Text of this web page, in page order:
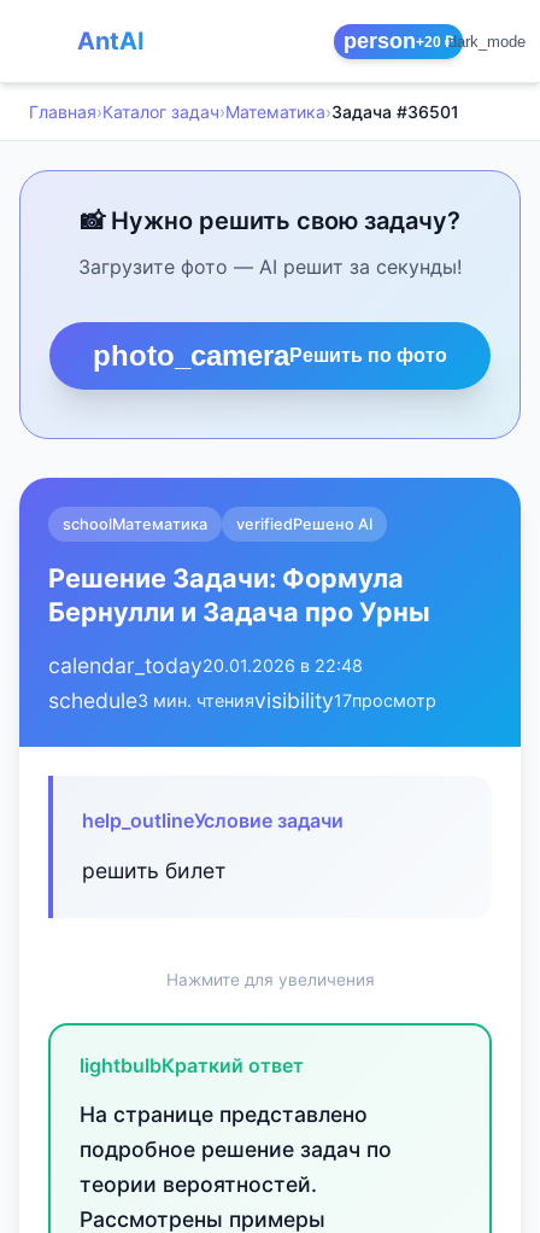
AntAI person+20 ₽dark_mode
Главная›Каталог задач›Математика›Задача #36501
📸 Нужно решить свою задачу?
Загрузите фото — AI решит за секунды!
photo_cameraРешить по фото
schoolМатематика verifiedРешено AI
Решение Задачи: Формула
Бернулли и Задача про Урны
calendar_today20.01.2026 в 22:48
schedule3 мин. чтенияvisibility17просмотр
help_outlineУсловие задачи
решить билет
Нажмите для увеличения
lightbulbКраткий ответ
На странице представлено
подробное решение задач по
теории вероятностей.
Рассмотрены примеры